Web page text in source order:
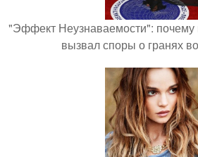
"Эффект Неузнаваемости":
вызвал споры о гранях